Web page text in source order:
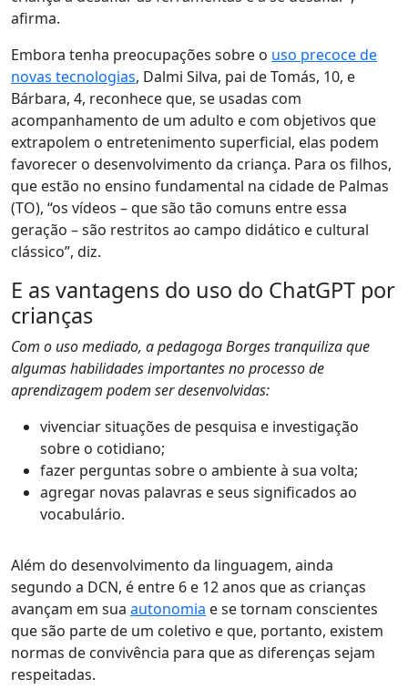
afirma.
Embora tenha preocupações sobre o uso precoce de
novas tecnologias, Dalmi Silva, pai de Tomás, 10, e
Bárbara, 4, reconhece que, se usadas com
acompanhamento de um adulto e com objetivos que
extrapolem o entretenimento superficial, elas podem
favorecer o desenvolvimento da criança. Para os filhos,
que estão no ensino fundamental na cidade de Palmas
(TO), “os vídeos – que são tão comuns entre essa
geração – são restritos ao campo didático e cultural
clássico”, diz.
E as vantagens do uso do ChatGPT por
crianças
Com o uso mediado, a pedagoga Borges tranquiliza que
algumas habilidades importantes no processo de
aprendizagem podem ser desenvolvidas:
vivenciar situações de pesquisa e investigação
sobre o cotidiano;
fazer perguntas sobre o ambiente à sua volta;
agregar novas palavras e seus significados ao
vocabulário.
Além do desenvolvimento da linguagem, ainda
segundo a DCN, é entre 6 e 12 anos que as crianças
avançam em sua autonomia e se tornam conscientes
que são parte de um coletivo e que, portanto, existem
normas de convivência para que as diferenças sejam
respeitadas.